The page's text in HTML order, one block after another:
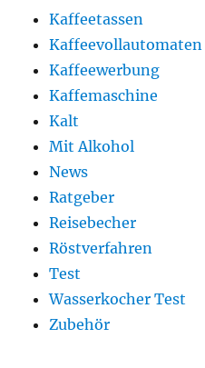
Kaffeetassen
Kaffeevollautomaten
Kaffeewerbung
Kaffemaschine
Kalt
Mit Alkohol
News
Ratgeber
Reisebecher
Röstverfahren
Test
Wasserkocher Test
Zubehör